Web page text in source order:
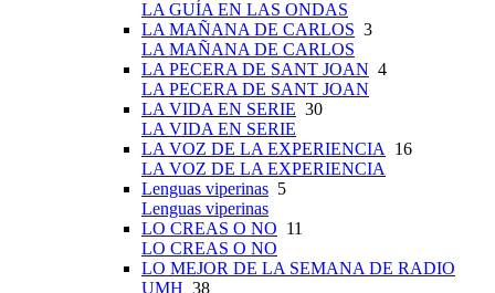
LA GUÍA EN LAS ONDAS
LA MAÑANA DE CARLOS 3
LA MAÑANA DE CARLOS
LA PECERA DE SANT JOAN 4
LA PECERA DE SANT JOAN
LA VIDA EN SERIE 30
LA VIDA EN SERIE
LA VOZ DE LA EXPERIENCIA
16
LA VOZ DE LA EXPERIENCIA
Lenguas viperinas 5
Lenguas viperinas
LO CREAS O NO 11
LO CREAS O NO
LO MEJOR DE LA SEMANA DE RADIO
UMH 38